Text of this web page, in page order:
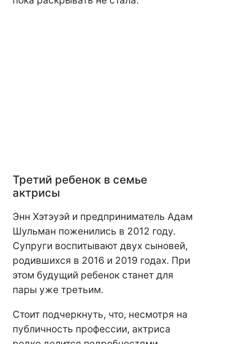
Третий ребенок в семье
актрисы
Энн Хэтэуэй и предприниматель Адам
Шульман поженились в 2012 году.
Супруги воспитывают двух сыновей,
родившихся в 2016 и 2019 годах. При
этом будущий ребенок станет для
пары уже третьим.
Стоит подчеркнуть, что, несмотря на
публичность профессии, актриса